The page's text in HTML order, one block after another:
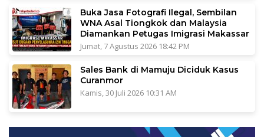
Buka Jasa Fotografi Ilegal, Sembilan
WNA Asal Tiongkok dan Malaysia
Diamankan Petugas Imigrasi Makassar
Jumat, 7 Agustus 2026 18:42 PM
Sales Bank di Mamuju Diciduk Kasus
Curanmor
Kamis, 30 Juli 2026 10:31 AM